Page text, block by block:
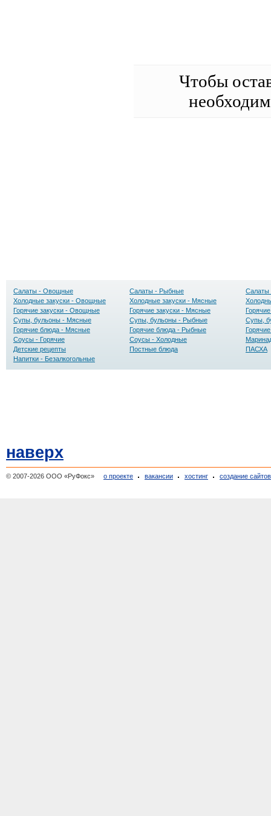
Чтобы
Салаты - Овощные Салаты - Рыбные
Салаты
Холодные закуски - Овощные
Холодные закуски - Мясные
Горячие закуски - Овощные
Горячие закуски - Мясные
Супы, бульоны - Мясные
Супы, бульоны - Рыбные
Супы,
Горячие блюда - Мясные
Горячие блюда - Рыбные
Соусы - Горячие
Соусы - Холодные
Детские рецепты
Постные блюда
ПАСХА
Напитки - Безалкогольные
наверх
© 2007-2026 ООО «РуФокс» о проекте вакансии хостинг создание сайтов